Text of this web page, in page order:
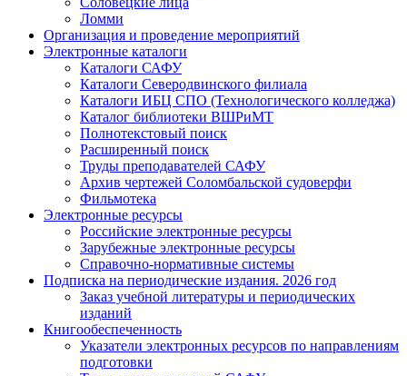
Ломми
Организация и проведение мероприятий
Электронные каталоги
Каталоги САФУ
Каталоги Северодвинского филиала
Каталоги ИБЦ СПО (Технологического колледжа)
Каталог библиотеки ВШРиМТ
Полнотекстовый поиск
Расширенный поиск
Труды преподавателей САФУ
Архив чертежей Соломбальской судоверфи
Фильмотека
Электронные ресурсы
Российские электронные ресурсы
Зарубежные электронные ресурсы
Справочно-нормативные системы
Подписка на периодические издания. 2026 год
Заказ учебной литературы и периодических
изданий
Книгообеспеченность
Указатели электронных ресурсов по направлениям
подготовки